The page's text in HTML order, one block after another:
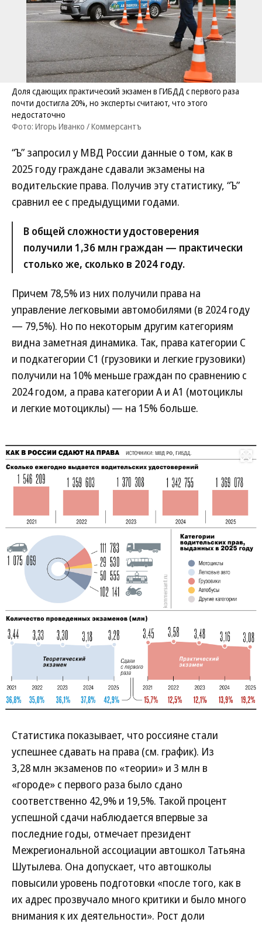
Доля сдающих практический экзамен в ГИБДД с первого раза
почти достигла 20%, но эксперты считают, что этого
недостаточно
Фото: Игорь Иванко / Коммерсантъ
“Ъ” запросил у МВД России данные о том, как в
2025 году граждане сдавали экзамены на
водительские права. Получив эту статистику, “Ъ”
сравнил ее с предыдущими годами.
В общей сложности удостоверения
получили 1,36 млн граждан — практически
столько же, сколько в 2024 году.
Причем 78,5% из них получили права на
управление легковыми автомобилями (в 2024 году
— 79,5%). Но по некоторым другим категориям
видна заметная динамика. Так, права категории С
и подкатегории С1 (грузовики и легкие грузовики)
получили на 10% меньше граждан по сравнению с
2024 годом, а права категории А и А1 (мотоциклы
и легкие мотоциклы) — на 15% больше.
Развернуть
Статистика показывает, что россияне стали
успешнее сдавать на права (см. график). Из
3,28 млн экзаменов по «теории» и 3 млн в
«городе» с первого раза было сдано
соответственно 42,9% и 19,5%. Такой процент
успешной сдачи наблюдается впервые за
последние годы, отмечает президент
Межрегиональной ассоциации автошкол Татьяна
Шутылева. Она допускает, что автошколы
повысили уровень подготовки «после того, как в
их адрес прозвучало много критики и было много
внимания к их деятельности». Рост доли